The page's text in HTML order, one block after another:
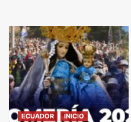
ECUADOR
INICIO